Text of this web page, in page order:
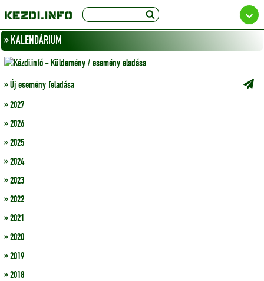
» KALENDÁRIUM
» Új esemény feladása
» 2027
» 2026
» 2025
» 2024
» 2023
» 2022
» 2021
» 2020
» 2019
» 2018